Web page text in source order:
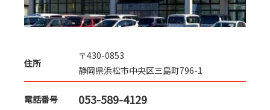
住所
〒430-0853
静岡県浜松市中央区三島町796-1
電話番号 053-589-4129